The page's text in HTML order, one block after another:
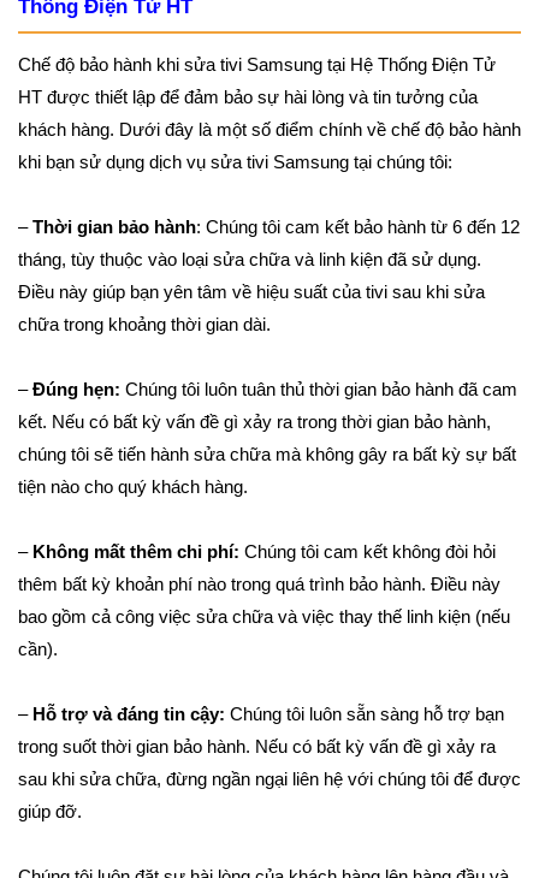
Thống Điện Tử HT
Chế độ bảo hành khi sửa tivi Samsung tại Hệ Thống Điện Tử
HT được thiết lập để đảm bảo sự hài lòng và tin tưởng của
khách hàng. Dưới đây là một số điểm chính về chế độ bảo hành
khi bạn sử dụng dịch vụ sửa tivi Samsung tại chúng tôi:
–Thời gian bảo hành: Chúng tôi cam kết bảo hành từ 6 đến 12
tháng, tùy thuộc vào loại sửa chữa và linh kiện đã sử dụng.
Điều này giúp bạn yên tâm về hiệu suất của tivi sau khi sửa
chữa trong khoảng thời gian dài.
–Đúng hẹn: Chúng tôi luôn tuân thủ thời gian bảo hành đã cam
kết. Nếu có bất kỳ vấn đề gì xảy ra trong thời gian bảo hành,
chúng tôi sẽ tiến hành sửa chữa mà không gây ra bất kỳ sự bất
tiện nào cho quý khách hàng.
– Không mất thêm chi phí: Chúng tôi cam kết không đòi hỏi
thêm bất kỳ khoản phí nào trong quá trình bảo hành. Điều này
bao gồm cả công việc sửa chữa và việc thay thế linh kiện (nếu
cần).
– Hỗ trợ và đáng tin cậy: Chúng tôi luôn sẵn sàng hỗ trợ bạn
trong suốt thời gian bảo hành. Nếu có bất kỳ vấn đề gì xảy ra
sau khi sửa chữa, đừng ngần ngại liên hệ với chúng tôi để được
giúp đỡ.